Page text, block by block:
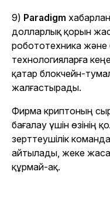
9) Paradigm
долларлық қорын
робототехника
технологияларға
қатар блокчейн-
жалғастырады.
Фирма криптоның
бағалау үшін өзінің
зерттеушілік
айтылады, жеке
құрмай-ақ.